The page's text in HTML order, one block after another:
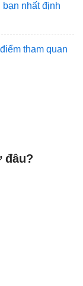
nhất định
tham quan
đâu?